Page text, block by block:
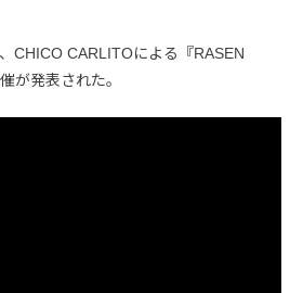
CHICO CARLITOによる『RASEN
が発表された。